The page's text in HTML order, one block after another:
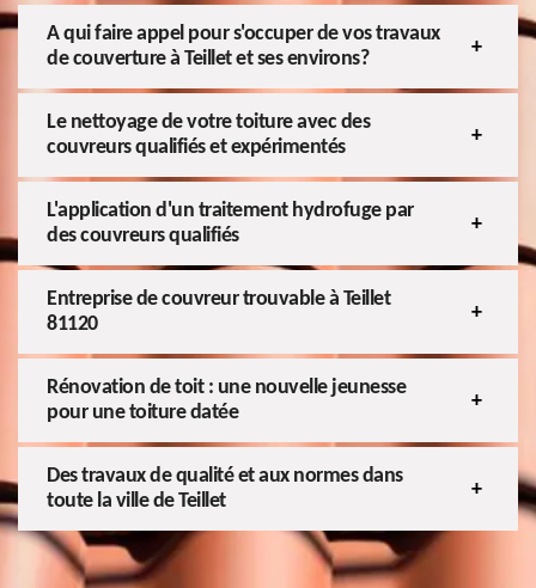
A qui faire appel pour s'occuper de vos travaux
de couverture à Teillet et ses environs?
Le nettoyage de votre toiture avec des
couvreurs qualifiés et expérimentés
L'application d'un traitement hydrofuge par
des couvreurs qualifiés
Entreprise de couvreur trouvable à Teillet
81120
Rénovation de toit : une nouvelle jeunesse
pour une toiture datée
Des travaux de qualité et aux normes dans
toute la ville de Teillet